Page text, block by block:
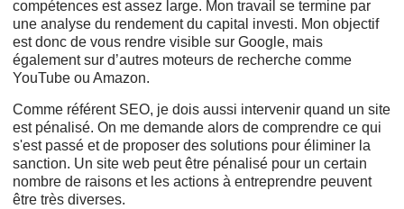
compétences est assez large. Mon travail se termine par
une analyse du rendement du capital investi. Mon objectif
est donc de vous rendre visible sur Google, mais
également sur d’autres moteurs de recherche comme
YouTube ou Amazon.
Comme référent SEO, je dois aussi intervenir quand un site
est pénalisé. On me demande alors de comprendre ce qui
s'est passé et de proposer des solutions pour éliminer la
sanction. Un site web peut être pénalisé pour un certain
nombre de raisons et les actions à entreprendre peuvent
être très diverses.